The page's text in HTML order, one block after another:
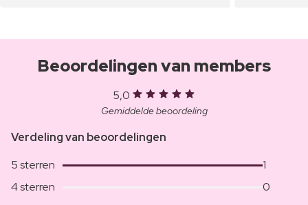
Beoordelingen van members
5,0
Gemiddelde beoordeling
Verdeling van beoordelingen
5 sterren
1
4 sterren
0